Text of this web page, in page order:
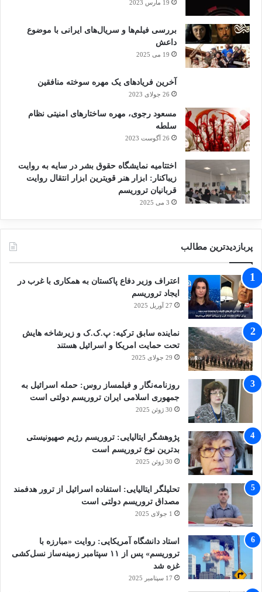
کرد.
“سمیرا حمیدی” فعال عفو بین‌الملل در آسیای
جنوبی گفت: “این حملات به مدارس، خشونتی را
که مردم افغانستان همچنان در زندگی روزمره خود
با آن مواجه هستند نشان می‌دهد. این حملات
همچنین نشان می‌دهند که طالبان به‌عنوان مقامات
واقعی، در محافظت از شهروندان غیر نظامی
به‌ویژه افراد متعلق به گروه‌های قومی و اقلیت‌های
مذهبی ناکام هستند.”
او افزود:”کسانی که مظنون به مسئولیت کیفری
این بمب گذاری های بی رحمانه هستند باید در
محاکمه های عادلانه در دادگاه های عادی غیرنظامی
با عدالت روبرو شوند”.
افغانستان
دانش آموز کابل
کپی لینک
19 مارس 2023
بررسی فیلم‌ها و سریال‌های ایرانی با موضوع
داعش
19 می 2025
آخرین فریادهای یک مهره سوخته منافقین
26 جولای 2023
مسعود رجوی، مهره ساختارهای امنیتی نظام
سلطه
26 آگوست 2023
اختتامیه نمایشگاه حقوق بشر در سایه به روایت
زیباکنار: ابزار هنر قویترین ابزار انتقال روایت
قربانیان تروریسم
3 می 2025
پربازدیدترین مطالب
اعتراف وزیر دفاع پاکستان به همکاری با غرب در
ایجاد تروریسم
27 آوریل 2025
نماینده سابق ترکیه: پ.ک.ک و زیرشاخه هایش
تحت حمایت امریکا و اسرائیل هستند
29 جولای 2025
روزنامه‌نگار و فیلمساز روس: حمله اسرائیل به
جمهوری اسلامی ایران تروریسم دولتی است
30 ژوئن 2025
پژوهشگر ایتالیایی: تروریسم رژیم صهیونیستی
بدترین نوع تروریسم است
30 ژوئن 2025
تحلیلگر ایتالیایی: استفاده اسرائیل از ترور هدفمند
مصداق تروریسم دولتی است
1 جولای 2025
استاد دانشگاه آمریکایی: روایت «مبارزه با
تروریسم» پس از ۱۱ سپتامبر زمینه‌ساز نسل‌کشی
غزه شد
17 سپتامبر 2025